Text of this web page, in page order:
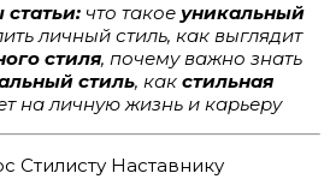
что такое уникальный
личный стиль, как выглядит
стиля, почему важно знать
стиль, как стильная
на личную жизнь и карьеру
Стилисту Наставнику